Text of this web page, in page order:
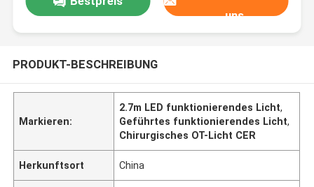
uns
PRODUKT-BESCHREIBUNG
Markieren:
2.7m LED funktionierendes Licht,
Geführtes funktionierendes Licht,
Chirurgisches OT-Licht CER
Herkunftsort China